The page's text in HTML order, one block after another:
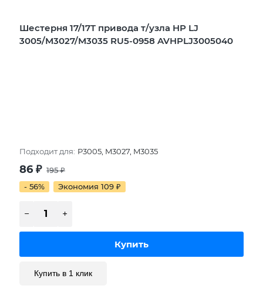
Шестерня 17/17T привода т/узла HP LJ
3005/M3027/M3035 RU5-0958 AVHPLJ3005040
Подходит для: P3005, M3027, M3035
86 ₽ 195₽
- 56%
Экономия 109 ₽
Купить в 1 клик